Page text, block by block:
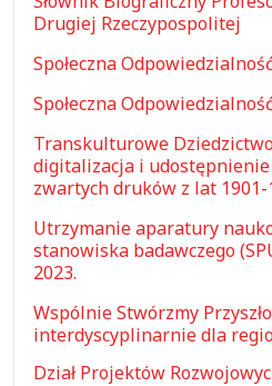
Drugiej Rzeczypospolitej
Społeczna
Społeczna
Transkulturowe
digitalizacja i
zwartych druków z lat 1901-
Utrzymanie aparatury
stanowiska badawczego
2023.
Wspólnie Stwórzmy
interdyscyplinarnie dla
Dział Projektów